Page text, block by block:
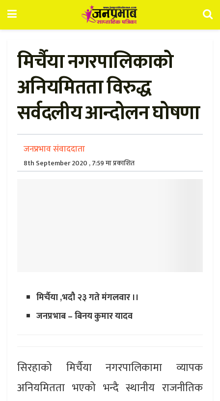
मिर्चैया नगरपालिकाको
अनियमितता विरुद्ध
सर्वदलीय आन्दोलन घोषणा
जनप्रभाव संवाददाता
8th September 2020 , 7:59 मा प्रकाशित
मिर्चैया ,भदौ २३ गते मंगलवार ।।
जनप्रभाब – बिनय कुमार यादव
सिरहाको मिर्चैया नगरपालिकामा व्यापक
अनियमितता भएको भन्दै स्थानीय राजनीतिक